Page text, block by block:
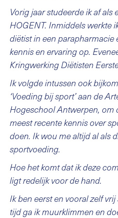
Vorig jaar studeerde ik af als
HOGENT. Inmiddels werkte
diëtist in een parapharmacie
kennis en ervaring op.
Kringwerking Diëtisten
Ik volgde intussen ook
‘Voeding bij sport’ aan de
Hogeschool Antwerpen, om
meest recente kennis over
doen. Ik wou me altijd al als
sportvoeding.
Hoe het komt dat ik deze
ligt redelijk voor de hand.
Ik ben eerst en vooral zelf
tijd ga ik muurklimmen en